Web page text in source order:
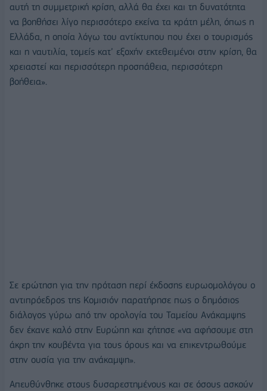
αυτή τη συμμετρική κρίση, αλλά θα έχει και τη δυνατότητα
να βοηθήσει λίγο περισσότερο εκείνα τα κράτη μέλη, όπως η
Ελλάδα, η οποία λόγω του αντίκτυπου που έχει ο τουρισμός
και η ναυτιλία, τομείς κατ’ εξοχήν εκτεθειμένοι στην κρίση, θα
χρειαστεί και περισσότερη προσπάθεια, περισσότερη
βοήθεια».
Σε ερώτηση για την πρόταση περί έκδοσης ευρωομολόγου ο
αντιπρόεδρος της Κομισιόν παρατήρησε πως ο δημόσιος
διάλογος γύρω από την ορολογία του Ταμείου Ανάκαμψης
δεν έκανε καλό στην Ευρώπη και ζήτησε «να αφήσουμε στη
άκρη την κουβέντα για τους όρους και να επικεντρωθούμε
στην ουσία για την ανάκαμψη».
Απευθύνθηκε στους δυσαρεστημένους και σε όσους ασκούν